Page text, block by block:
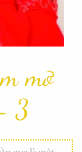
mỡ
3